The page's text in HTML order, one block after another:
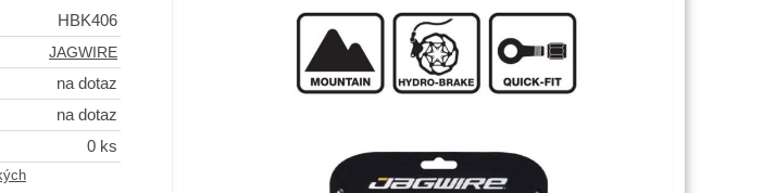
HBK406
JAGWIRE
na dotaz
na dotaz
0 ks